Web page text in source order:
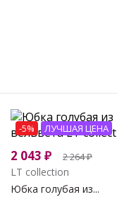
-5% ЛУЧШАЯ ЦЕНА
2 043 ₽ 2 264₽
LT collection
Юбка голубая из...